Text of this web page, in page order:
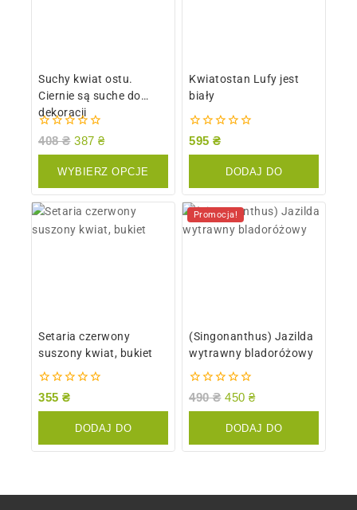
Suchy kwiat ostu.
Ciernie są suche do
dekoracji
0
408₴ 387 ₴
WYBIERZ OPCJE
Kwiatostan Lufy jest
biały
0
595 ₴
DODAJ DO
KOSZYKA
Setaria czerwony
suszony kwiat, bukiet
0
355 ₴
DODAJ DO
KOSZYKA
Promocja!
(Singonanthus) Jazilda
wytrawny bladoróżowy
0
490₴ 450 ₴
DODAJ DO
KOSZYKA